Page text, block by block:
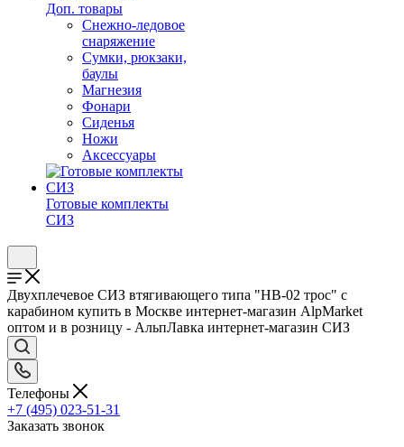
Доп. товары
Снежно-ледовое
снаряжение
Сумки, рюкзаки,
баулы
Магнезия
Фонари
Сиденья
Ножи
Аксессуары
Готовые комплекты
СИЗ
Двухплечевое СИЗ втягивающего типа "НВ-02 трос" с
карабином купить в Москве интернет-магазин AlpMarket
оптом и в розницу - АльпЛавка интернет-магазин СИЗ
Телефоны
+7 (495) 023-51-31
Заказать звонок